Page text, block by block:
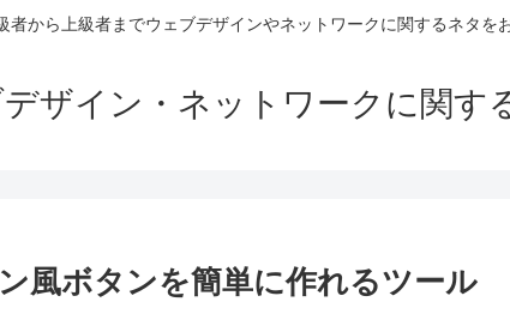
者から上級者までウェブデザインやネットワークに関するネタを
ザイン・ネットワークに関す
風ボタンを簡単に作れるツール